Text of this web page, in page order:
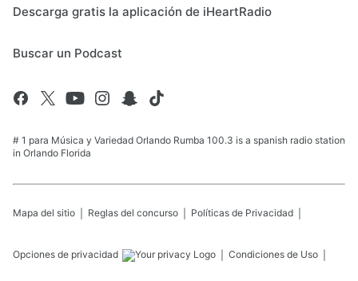
Descarga gratis la aplicación de iHeartRadio
Buscar un Podcast
# 1 para Música y Variedad Orlando Rumba 100.3 is a spanish radio station
in Orlando Florida
Mapa del sitio Reglas del concurso Políticas de Privacidad
Opciones de privacidad Condiciones de Uso